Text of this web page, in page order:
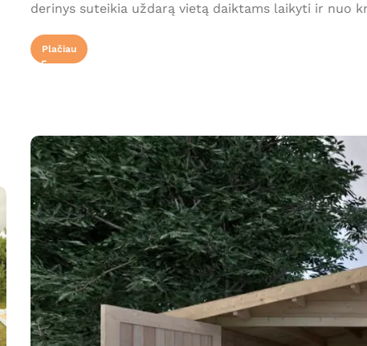
derinys suteikia uždarą vietą daiktams laikyti ir nuo
Plačiau